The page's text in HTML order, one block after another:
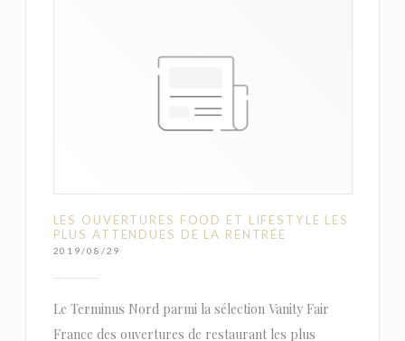
LES OUVERTURES FOOD ET LIFESTYLE LES
PLUS ATTENDUES DE LA RENTRÉE
2019/08/29
Le Terminus Nord parmi la sélection Vanity Fair
France des ouvertures de restaurant les plus